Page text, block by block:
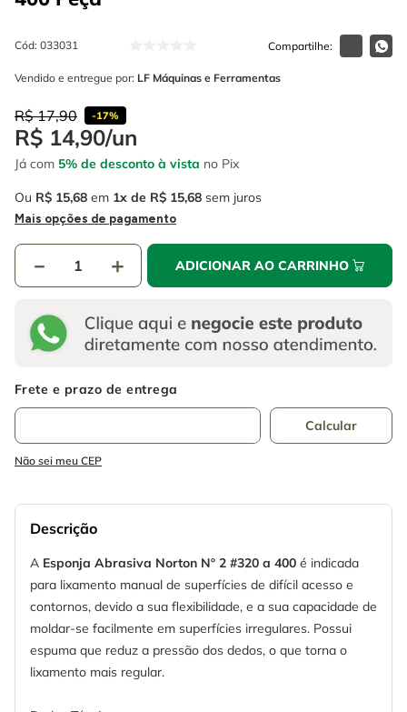
Cód: 033031
Vendido e entregue por: LF Máquinas e Ferramentas
R$ 17,90 -17%
R$ 14,90/un
Já com 5% de desconto à vista no Pix
Ou R$ 15,68 em 1 R$ 15,68 sem juros
Mais opções de pagamento
＋
－ ADICIONAR AO CARRINHO
Não sei meu CEP
Descrição
A Esponja Abrasiva Norton Nº 2 #320 a 400 é indicada
para lixamento manual de superfícies de difícil acesso e
contornos, devido a sua flexibilidade, e a sua capacidade de
moldar-se facilmente em superfícies irregulares. Possui
espuma que reduz a pressão dos dedos, o que torna o
lixamento mais regular.
6º serra copo
7º luva
8º fio
9º lavadora alta pressão
alicate
º escada
º serra circular
º serra copo
º luva
º fio
10º alicate